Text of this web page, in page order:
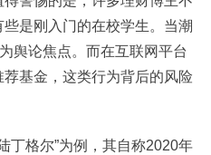
是刚入门的在校学生。当潮
舆论焦点。而在互联网平台
荐基金，这类行为背后的风险
丁格尔”为例，其自称2020年